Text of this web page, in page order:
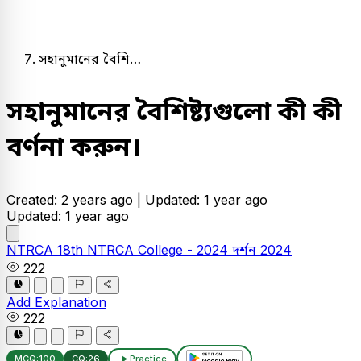
সহানুমানের বৈশি…
সহানুমানের বৈশিষ্ট্যগুলো কী কী
বর্ণনা করুন।
Created: 2 years ago | Updated: 1 year ago
Updated: 1 year ago
NTRCA 18th NTRCA College - 2024 দর্শন 2024
222
Add Explanation
222
MCQ:100 CQ:26 Practice